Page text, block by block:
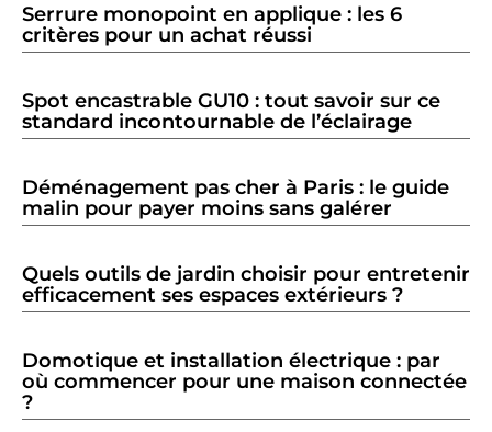
Serrure monopoint en applique : les 6
critères pour un achat réussi
Spot encastrable GU10 : tout savoir sur ce
standard incontournable de l’éclairage
Déménagement pas cher à Paris : le guide
malin pour payer moins sans galérer
Quels outils de jardin choisir pour entretenir
efficacement ses espaces extérieurs ?
Domotique et installation électrique : par
où commencer pour une maison connectée
?